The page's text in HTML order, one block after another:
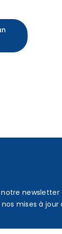
nos mises à jour